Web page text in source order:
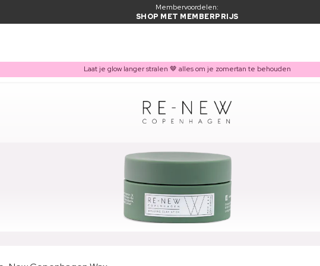
Membervoordelen:
SHOP MET MEMBERPRIJS
Laat je glow langer stralen 🤎 alles om je zomertan te behouden